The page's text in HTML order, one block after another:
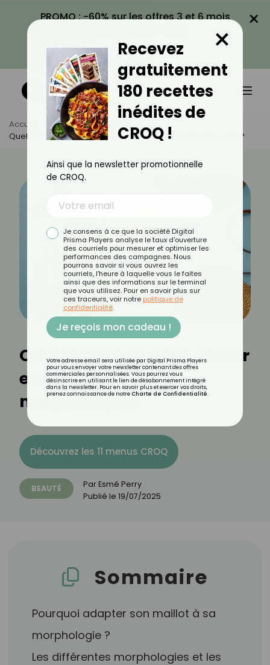
PROMO : -60% sur les offres 3 et 6 mois
VOIR LA PROMO
×
Accueil Actus
Beauté
Quel Maillot De Bain Choisir En Fonction De Sa Morphologie ?
Quel maillot de bain choisir
en fonction de sa
morphologie ?
Découvrez les 11 menus CROQ
BEAUTÉ ParEsmé Perry
Publié le 19/07/2025
Sommaire
Pourquoi adapter son maillot à sa
morphologie ?
Les différentes morphologies et les
Recevez
gratuitement
180 recettes
inédites de
CROQ !
×
Ainsi que la newsletter promotionnelle
de CROQ.
Je consens à ce que la société Digital
Prisma Players analyse le taux d'ouverture
des courriels pour mesurer et optimiser les
performances des campagnes. Nous
pourrons savoir si vous ouvrez les
courriels, l'heure à laquelle vous le faites
ainsi que des informations sur le terminal
que vous utilisez. Pour en savoir plus sur
ces traceurs, voir notre politique de
confidentialité.
Je reçois mon cadeau !
Votre adresse email sera utilisée par Digital Prisma Players
pour vous envoyer votre newsletter contenant des offres
commerciales personnalisées. Vous pourrez vous
désinscrire en utilisant le lien de désabonnement intégré
dans la newsletter. Pour en savoir plus et exercer vos droits,
prenez connaissance de notre Charte de Confidentialité.